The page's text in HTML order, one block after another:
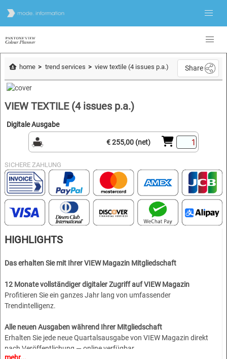
home trend services view textile (4 issues p.a.) Share
VIEW TEXTILE (4 issues p.a.)
Digitale Ausgabe
€ 255,00 (net)
SICHERE ZAHLUNG
HIGHLIGHTS
Das erhalten Sie mit Ihrer VIEW Magazin Mitgliedschaft
12 Monate vollständiger digitaler Zugriff auf VIEW Magazin
Profitieren Sie ein ganzes Jahr lang von umfassender
Trendintelligenz.
Alle neuen Ausgaben während Ihrer Mitgliedschaft
Erhalten Sie jede neue Quartalsausgabe von VIEW Magazin direkt
nach Veröffentlichung — online verfügbar.
mehr...